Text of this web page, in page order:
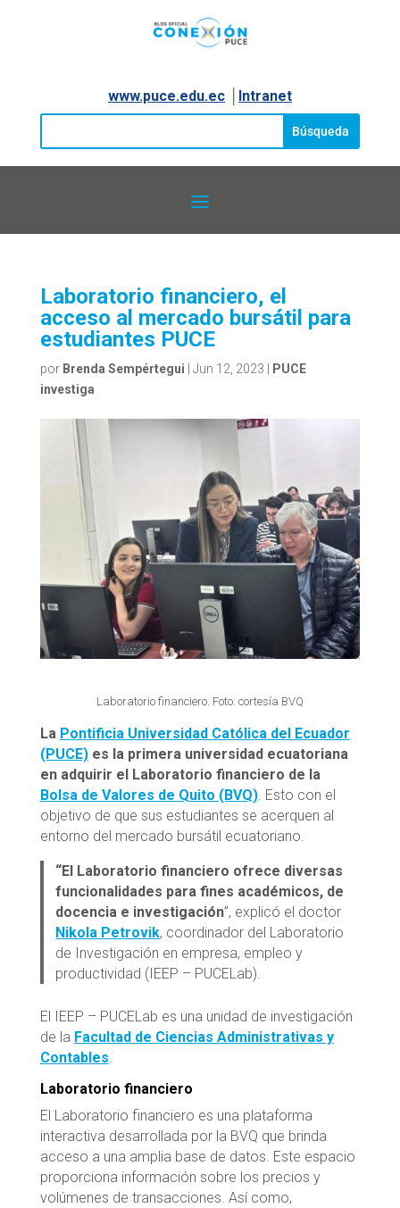
www.puce.edu.ec│ Intranet
Laboratorio financiero, el
acceso al mercado bursátil para
estudiantes PUCE
por Brenda Sempértegui Jun 12, 2023
PUCE
investiga
Laboratorio financiero. Foto: cortesía BVQ
La Pontificia Universidad Católica del Ecuador
(PUCE)es la primera universidad ecuatoriana
en adquirir el Laboratorio financiero de la
Bolsa de Valores de Quito (BVQ). Esto con el
objetivo de que sus estudiantes se acerquen al
entorno del mercado bursátil ecuatoriano.
“El Laboratorio financiero ofrece diversas
funcionalidades para fines académicos, de
docencia e investigación”, explicó el doctor
Nikola Petrovik, coordinador del Laboratorio
de Investigación en empresa, empleo y
productividad (IEEP – PUCELab).
El IEEP – PUCELab es una unidad de investigación
de la Facultad de Ciencias Administrativas y
Contables
Laboratorio financiero
El Laboratorio financiero es una plataforma
interactiva desarrollada por la BVQ que brinda
acceso a una amplia base de datos. Este espacio
proporciona información sobre los precios y
volúmenes de transacciones. Así como,